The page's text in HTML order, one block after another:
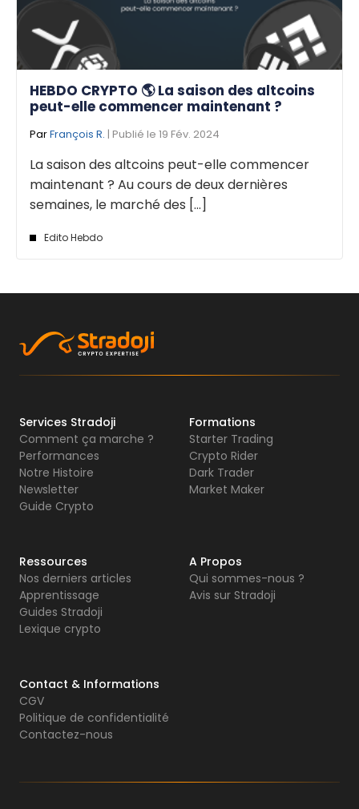
HEBDO CRYPTO 🌎 La saison des altcoins
peut-elle commencer maintenant ?
ParFrançois R. | Publié le 19 Fév. 2024
La saison des altcoins peut-elle commencer
maintenant ? Au cours de deux dernières
semaines, le marché des [...]
Edito Hebdo
Services Stradoji
Comment ça marche ?
Performances
Notre Histoire
Newsletter
Guide Crypto
Formations
Starter Trading
Crypto Rider
Dark Trader
Market Maker
Ressources
Nos derniers articles
Apprentissage
Guides Stradoji
Lexique crypto
A Propos
Qui sommes-nous ?
Avis sur Stradoji
Contact & Informations
CGV
Politique de confidentialité
Contactez-nous